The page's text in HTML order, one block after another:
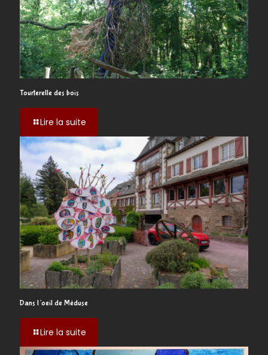
Tourterelle des bois
Lire la suite
Tourterelle
bois
Dans l’oeil de Méduse
Lire la suite
Dans
l’oeil